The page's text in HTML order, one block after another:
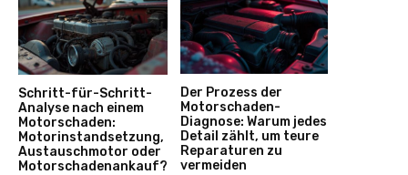
Schritt-für-Schritt-
Analyse nach einem
Motorschaden:
Motorinstandsetzung,
Austauschmotor oder
Motorschadenankauf?
Der Prozess der
Motorschaden-
Diagnose: Warum jedes
Detail zählt, um teure
Reparaturen zu
vermeiden